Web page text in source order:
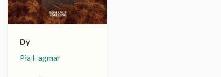
Dy
Pia Hagmar